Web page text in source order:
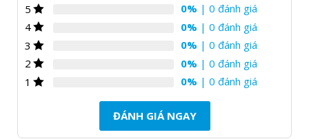
5 0% | 0 đánh giá
4
0% | 0 đánh giá
3
0% | 0 đánh giá
2
0% | 0 đánh giá
1
0% | 0 đánh giá
ĐÁNH GIÁ NGAY